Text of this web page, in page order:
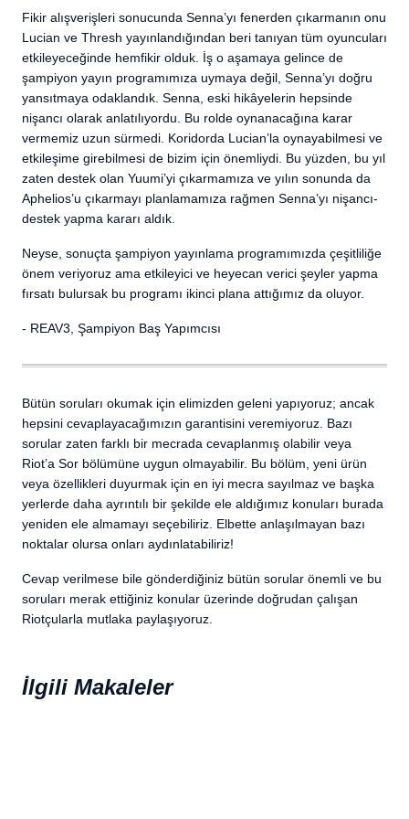
Fikir alışverişleri sonucunda Senna’yı fenerden çıkarmanın onu
Lucian ve Thresh yayınlandığından beri tanıyan tüm oyuncuları
etkileyeceğinde hemfikir olduk. İş o aşamaya gelince de
şampiyon yayın programımıza uymaya değil, Senna’yı doğru
yansıtmaya odaklandık. Senna, eski hikâyelerin hepsinde
nişancı olarak anlatılıyordu. Bu rolde oynanacağına karar
vermemiz uzun sürmedi. Koridorda Lucian’la oynayabilmesi ve
etkileşime girebilmesi de bizim için önemliydi. Bu yüzden, bu yıl
zaten destek olan Yuumi’yi çıkarmamıza ve yılın sonunda da
Aphelios’u çıkarmayı planlamamıza rağmen Senna’yı nişancı-
destek yapma kararı aldık.
Neyse, sonuçta şampiyon yayınlama programımızda çeşitliliğe
önem veriyoruz ama etkileyici ve heyecan verici şeyler yapma
fırsatı bulursak bu programı ikinci plana attığımız da oluyor.
- REAV3, Şampiyon Baş Yapımcısı
Bütün soruları okumak için elimizden geleni yapıyoruz; ancak
hepsini cevaplayacağımızın garantisini veremiyoruz. Bazı
sorular zaten farklı bir mecrada cevaplanmış olabilir veya
Riot’a Sor bölümüne uygun olmayabilir. Bu bölüm, yeni ürün
veya özellikleri duyurmak için en iyi mecra sayılmaz ve başka
yerlerde daha ayrıntılı bir şekilde ele aldığımız konuları burada
yeniden ele almamayı seçebiliriz. Elbette anlaşılmayan bazı
noktalar olursa onları aydınlatabiliriz!
Cevap verilmese bile gönderdiğiniz bütün sorular önemli ve bu
soruları merak ettiğiniz konular üzerinde doğrudan çalışan
Riotçularla mutlaka paylaşıyoruz.
İlgili Makaleler